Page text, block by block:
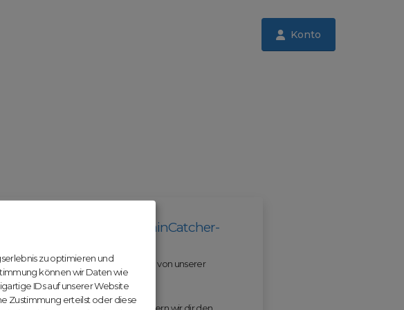
Konto
Werde jetzt Teil der DomainCatcher-
Nutze unsere Erfahrung und profitiere von unserer
innovativen Plattform:
Mit Domex und ODM erleichtern wir dir den
zu optimieren und
können wir Daten wie
IDs auf unserer Website
Zustimmung erteilst oder diese